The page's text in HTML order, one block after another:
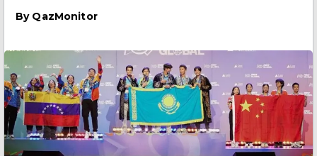
By QazMonitor